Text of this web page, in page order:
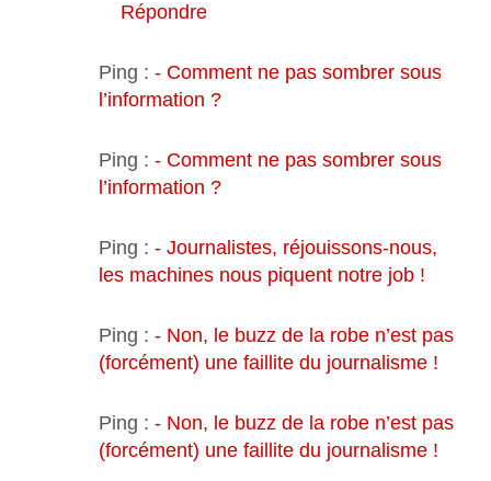
Répondre
Ping : - Comment ne pas sombrer sous
l’information ?
Ping : - Comment ne pas sombrer sous
l’information ?
Ping : - Journalistes, réjouissons-nous,
les machines nous piquent notre job !
Ping : - Non, le buzz de la robe n’est pas
(forcément) une faillite du journalisme !
Ping : - Non, le buzz de la robe n’est pas
(forcément) une faillite du journalisme !